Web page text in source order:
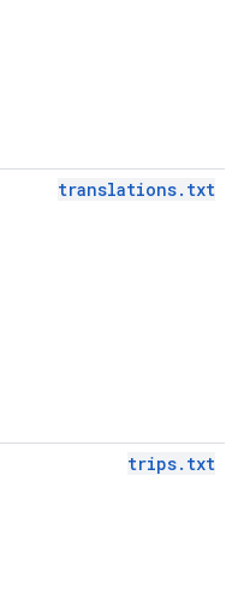
translations.txt
trips.txt